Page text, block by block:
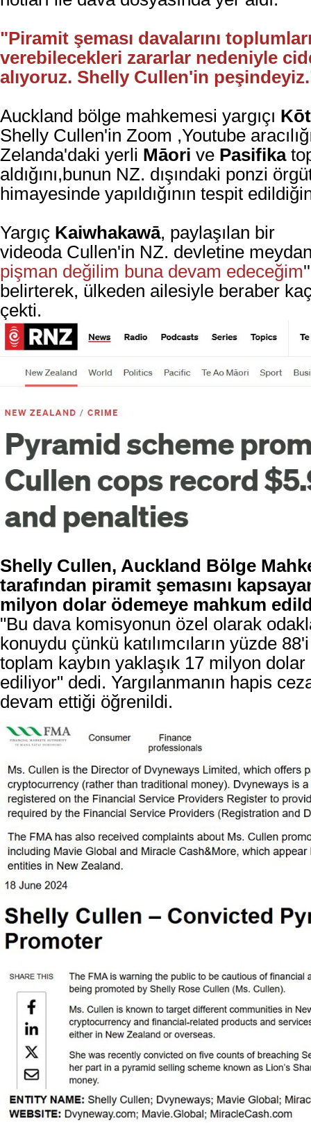
"Piramit şeması davalarını
verebilecekleri zararlar nedeniyle
alıyoruz. Shelly Cullen'in
Auckland bölge mahkemesi yargıçı
Shelly Cullen'in Zoom ,Youtube
Zelanda'daki yerli Māori ve Pasifika
aldığını,bunun NZ. dışındaki ponzi
himayesinde yapıldığının tespit
Yargıç Kaiwhakawā, paylaşılan bir
videoda Cullen'in NZ. devletine
pişman değilim buna devam edeceğim
belirterek, ülkeden ailesiyle beraber
çekti.
Shelly Cullen, Auckland Bölge
tarafından piramit şemasını
milyon dolar ödemeye mahkum
"Bu dava komisyonun özel olarak
konuydu çünkü katılımcıların yüzde
toplam kaybın yaklaşık 17 milyon
ediliyor" dedi. Yargılanmanın hapis
devam ettiği öğrenildi.